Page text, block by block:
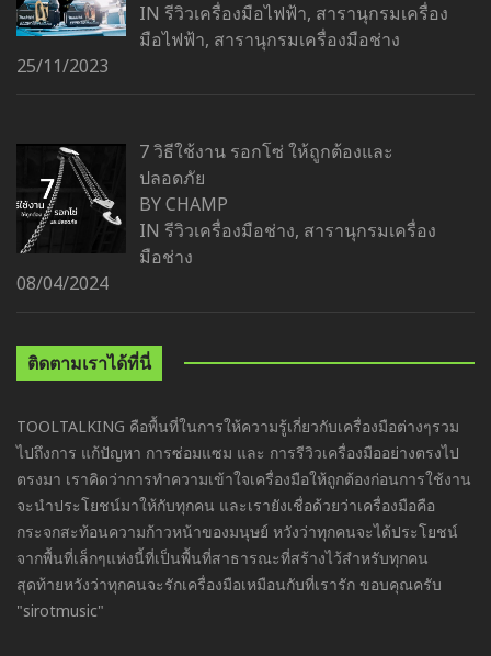
IN รีวิวเครื่องมือไฟฟ้า, สารานุกรมเครื่อง
มือไฟฟ้า, สารานุกรมเครื่องมือช่าง
25/11/2023
7 วิธีใช้งาน รอกโซ่ ให้ถูกต้องและ
ปลอดภัย
BY CHAMP
IN รีวิวเครื่องมือช่าง, สารานุกรมเครื่อง
มือช่าง
08/04/2024
ติดตามเราได้ที่นี่
TOOLTALKING คือพื้นที่ในการให้ความรู้เกี่ยวกับเครื่องมือต่างๆรวม
ไปถึงการ แก้ปัญหา การซ่อมแซม และ การรีวิวเครื่องมืออย่างตรงไป
ตรงมา เราคิดว่าการทำความเข้าใจเครื่องมือให้ถูกต้องก่อนการใช้งาน
จะนำประโยชน์มาให้กับทุกคน และเรายังเชื่อด้วยว่าเครื่องมือคือ
กระจกสะท้อนความก้าวหน้าของมนุษย์ หวังว่าทุกคนจะได้ประโยชน์
จากพื้นที่เล็กๆแห่งนี้ที่เป็นพื้นที่สาธารณะที่สร้างไว้สำหรับทุกคน
สุดท้ายหวังว่าทุกคนจะรักเครื่องมือเหมือนกับที่เรารัก ขอบคุณครับ
"sirotmusic"